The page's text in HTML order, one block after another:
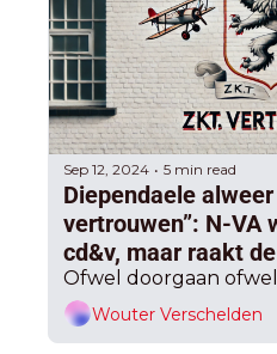
Sep 12, 2024 • 5 min read
Diependaele
vertrouwen”: N-VA
cd&v, maar raakt
omgedraaid?
Ofwel doorgaan
Wouter Verschelden